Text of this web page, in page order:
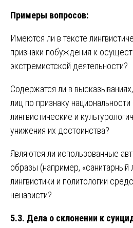
Примеры вопросов:
Имеются ли в тексте
признаки побуждения к
экстремистской деятельности?
Содержатся ли в
лиц по признаку национальности
лингвистические и
унижения их достоинства?
Являются ли использованные
образы (например, «санитарный
лингвистики и политологии
ненависти?
5.3. Дела о склонении к